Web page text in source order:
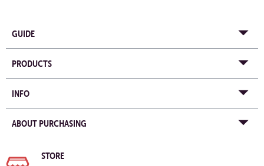
GUIDE
PRODUCTS
INFO
ABOUT PURCHASING
STORE